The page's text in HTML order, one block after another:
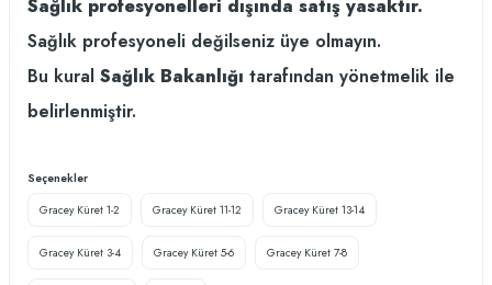
Sağlık profesyonelleri dışında satış yasaktır.
Sağlık profesyoneli değilseniz üye olmayın.
Bu kural Sağlık Bakanlığı tarafından yönetmelik ile
belirlenmiştir.
Seçenekler
Gracey Küret 1-2
Gracey Küret 11-12 Gracey Küret 13-14
Gracey Küret 3-4 Gracey Küret 5-6 Gracey Küret 7-8